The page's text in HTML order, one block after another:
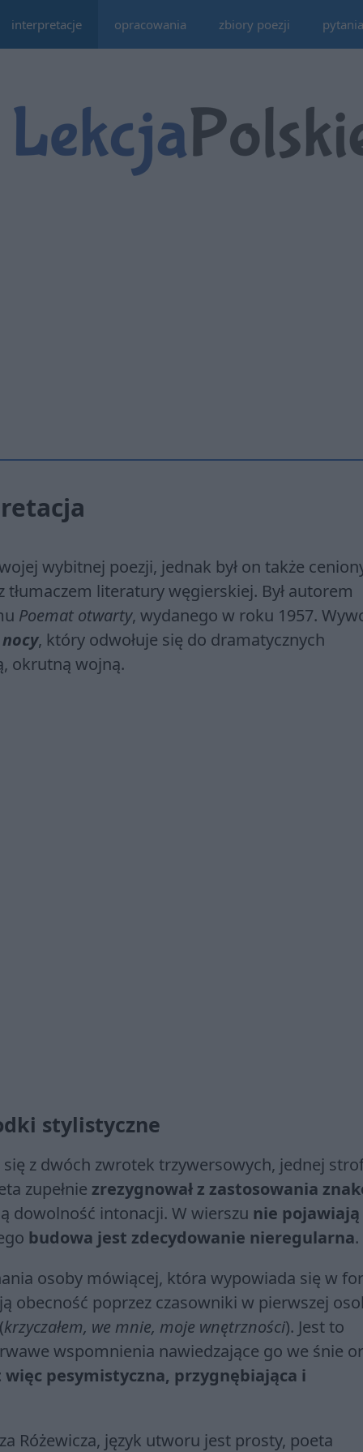
interpretacje opracowania zbiory poezji
wybitnej poezji, jednak był on także
literatury węgierskiej. Był autorem
Poemat otwarty, wydanego w roku 1957.
, który odwołuje się do dramatycznych
okrutną wojną.
stylistyczne
się z dwóch zwrotek trzywersowych, jednej
zupełnie zrezygnował z zastosowania
dowolność intonacji. W wierszu nie pojawiają
budowa jest zdecydowanie nieregularna.
osoby mówiącej, która wypowiada się w
obecność poprzez czasowniki w pierwszej
krzyczałem, we mnie, moje wnętrzności). Jest to
wspomnienia nawiedzające go we śnie
pesymistyczna, przygnębiająca i
Różewicza, język utworu jest prosty, poeta